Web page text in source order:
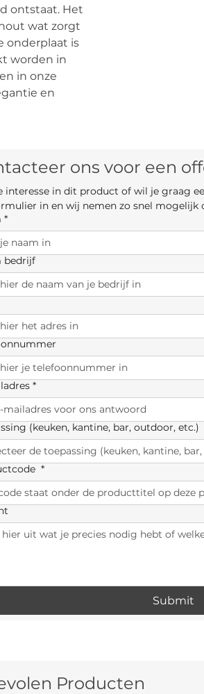
ontstaat. Het
wat zorgt
onderplaat is
worden in
in onze
en
ons voor een
interesse in dit product of wil je graag
in en wij nemen zo snel mogelijk
*
bedrijf
*
(keuken, kantine, bar, outdoor, etc.)
*
Submit
Producten